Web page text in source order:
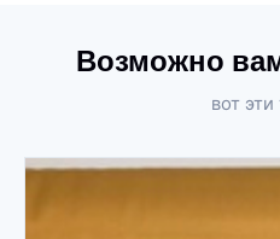
Возможно
вот